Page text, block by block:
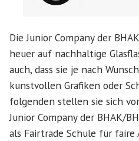
Die Junior Company der
heuer auf nachhaltige
auch, dass sie je nach
kunstvollen Grafiken oder
folgenden stellen sie sich
Junior Company der BHAK/
als Fairtrade Schule für